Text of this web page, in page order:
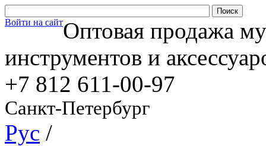
Войти на сайтОптовая продажа
инструментов и
+7 812 611-00-97
Санкт-Петербург
Рус /